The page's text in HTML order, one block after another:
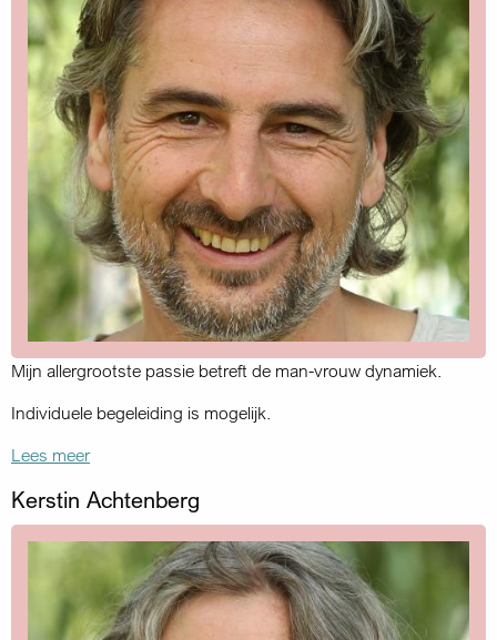
Mijn allergrootste passie betreft de man-vrouw dynamiek.
Individuele begeleiding is mogelijk.
Lees meer
Kerstin Achtenberg